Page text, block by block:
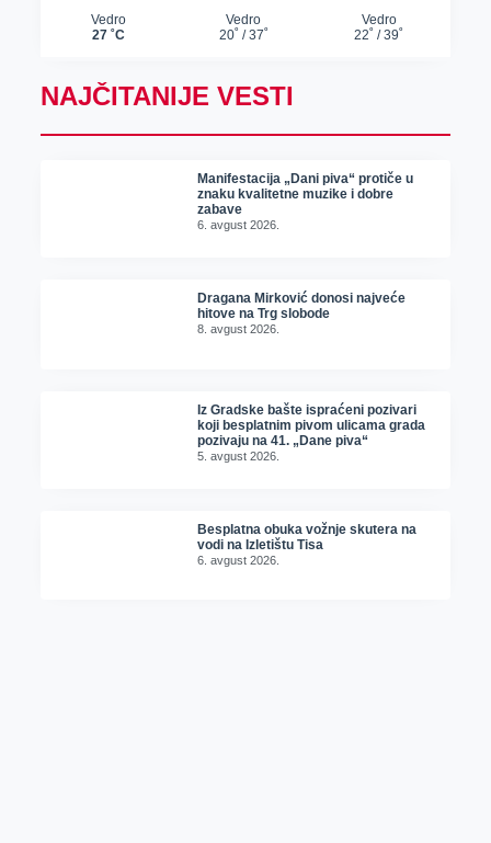
NAJČITANIJE VESTI
Manifestacija „Dani piva“ protiče u
znaku kvalitetne muzike i dobre
zabave
6. avgust 2026.
Dragana Mirković donosi najveće
hitove na Trg slobode
8. avgust 2026.
Iz Gradske bašte ispraćeni pozivari
koji besplatnim pivom ulicama grada
pozivaju na 41. „Dane piva“
5. avgust 2026.
Besplatna obuka vožnje skutera na
vodi na Izletištu Tisa
6. avgust 2026.